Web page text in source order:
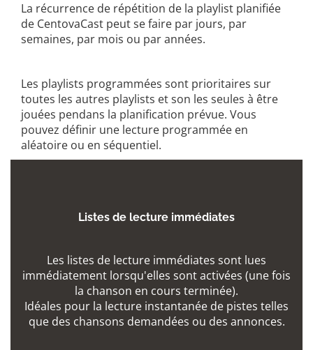
La récurrence de répétition de la playlist planifiée
de CentovaCast peut se faire par jours, par
semaines, par mois ou par années.
Les playlists programmées sont prioritaires sur
toutes les autres playlists et son les seules à être
jouées pendans la planification prévue. Vous
pouvez définir une lecture programmée en
aléatoire ou en séquentiel.
Listes de lecture immédiates
Les listes de lecture immédiates sont lues
immédiatement lorsqu'elles sont activées (une fois
la chanson en cours terminée).
Idéales pour la lecture instantanée de pistes telles
que des chansons demandées ou des annonces.